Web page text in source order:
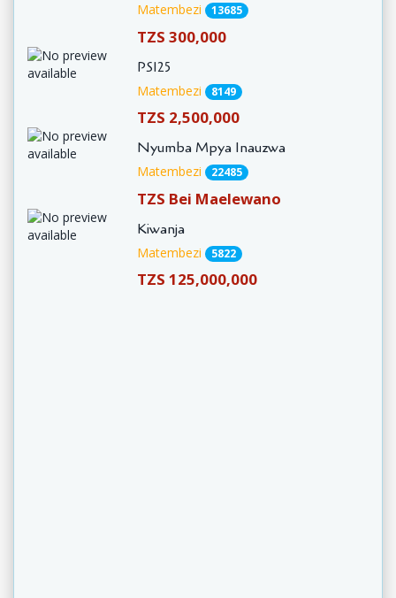
Matembezi 13685
TZS 300,000
PS125
Matembezi 8149
TZS 2,500,000
Nyumba Mpya Inauzwa
Matembezi 22485
TZS Bei Maelewano
Kiwanja
Matembezi 5822
TZS 125,000,000